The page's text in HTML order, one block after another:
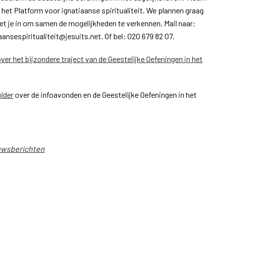
Platform voor ignatiaanse spiritualiteit. We plannen graag
je in om samen de mogelijkheden te verkennen. Mail naar:
Of bel: 020 679 82 07.
het bijzondere traject van de Geestelijke Oefeningen in het
over de infoavonden en de Geestelijke Oefeningen in het